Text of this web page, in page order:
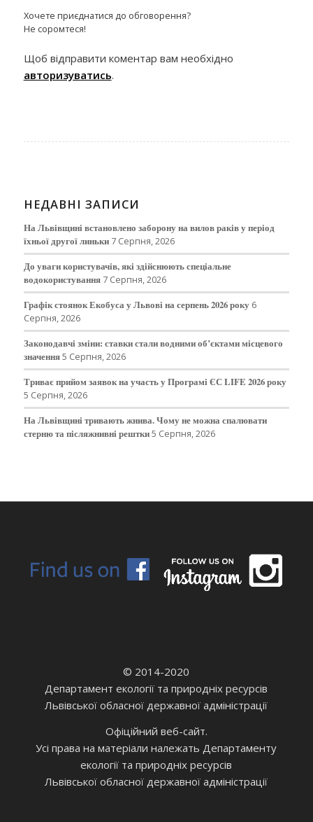
Хочете приєднатися до обговорення?
Не соромтеся!
Щоб відправити коментар вам необхідно
авторизуватись.
НЕДАВНІ ЗАПИСИ
На Львівщині встановлено заборону на вилов раків у період
їхньої другої линьки 7 Серпня, 2026
До уваги користувачів, які здійснюють спеціальне
водокористування 7 Серпня, 2026
Графік стоянок Екобуса у Львові на серпень 2026 року 6
Серпня, 2026
Законодавчі зміни: ставки стали водними об’єктами місцевого
значення5 Серпня, 2026
Триває прийом заявок на участь у Програмі ЄС LIFE 2026 року
5 Серпня, 2026
На Львівщині тривають жнива. Чому не можна спалювати
стерню та післяжнивні рештки5 Серпня, 2026
© 2014-2020
Департамент екології та природніх ресурсів
Львівської обласної державної адміністрації
Офіційний веб-сайт.
Усі права на матеріали належать Департаменту
екології та природніх ресурсів
Львівської обласної державної адміністрації